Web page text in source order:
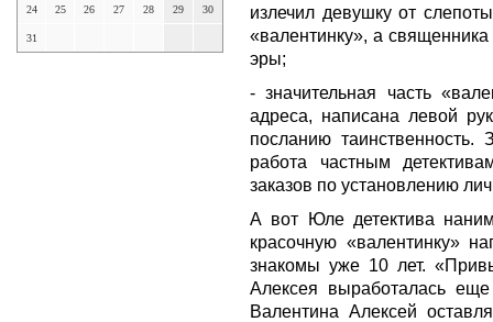
24 25 26 27 28 29 30
31
излечил девушку от
«валентинку», а
эры;
- значительная часть
адреса, написана левой
посланию таинственность.
работа частным
заказов по установлению
А вот Юле детектива
красочную «валентинку»
знакомы уже 10 лет.
Алексея выработалась
Валентина Алексей